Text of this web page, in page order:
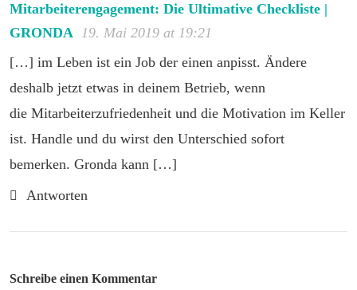
Mitarbeiterengagement: Die Ultimative Checkliste |
GRONDA 19. Mai 2019 at 19:21
[…] im Leben ist ein Job der einen anpisst. Ändere
deshalb jetzt etwas in deinem Betrieb, wenn
die Mitarbeiterzufriedenheit und die Motivation im Keller
ist. Handle und du wirst den Unterschied sofort
bemerken. Gronda kann […]
Antworten
Schreibe einen Kommentar